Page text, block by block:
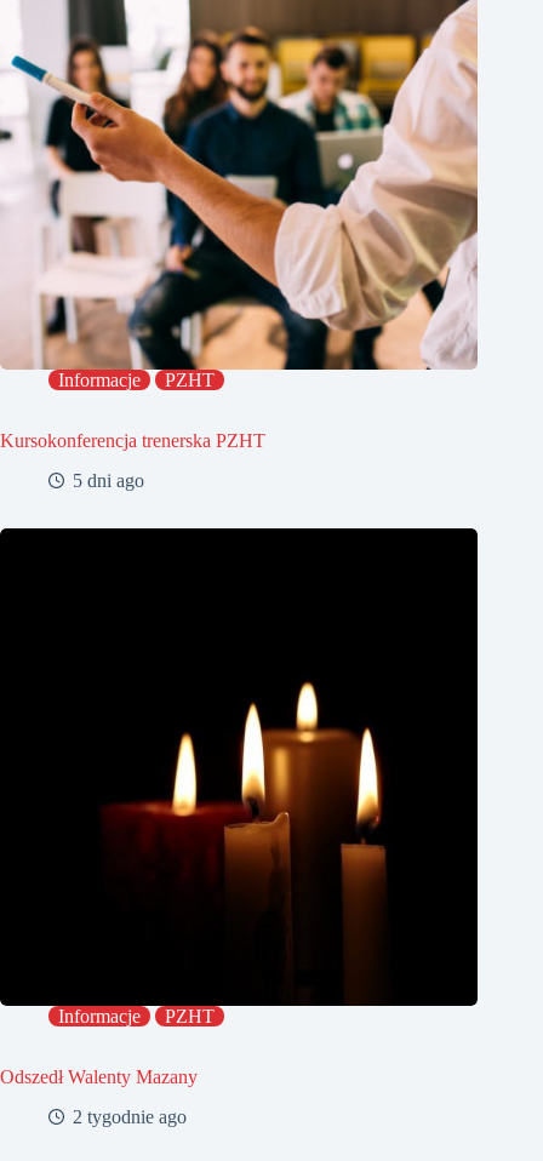
Informacje PZHT
Kursokonferencja trenerska PZHT
5 dni ago
Informacje PZHT
Odszedł Walenty Mazany
2 tygodnie ago